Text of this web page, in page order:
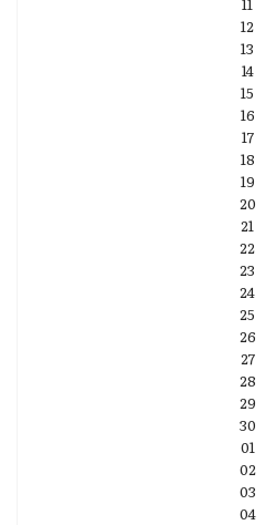
12
13
14
15
16
17
18
19
20
21
22
23
24
25
26
27
28
29
30
01
02
03
04